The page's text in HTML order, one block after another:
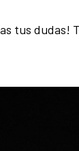
tus dudas!